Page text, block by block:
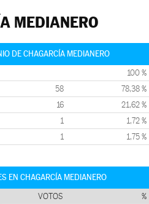
MEDIANERO
DE CHAGARCÍA MEDIANERO
100 %
58 78,38 %
16 21,62 %
1 1,72 %
1 1,75 %
EN CHAGARCÍA MEDIANERO
VOTOS %